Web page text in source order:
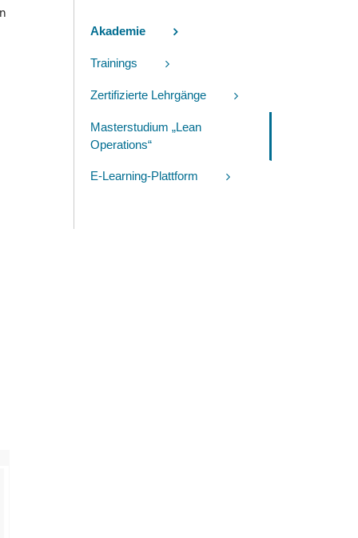
Akademie
Trainings
Zertifizierte Lehrgänge
Masterstudium „Lean
Operations“
E-Learning-Plattform